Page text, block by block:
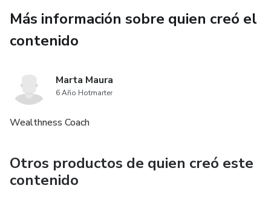
Más información sobre quien creó el
contenido
Marta Maura
6 Año Hotmarter
Wealthness Coach
Otros productos de quien creó este
contenido